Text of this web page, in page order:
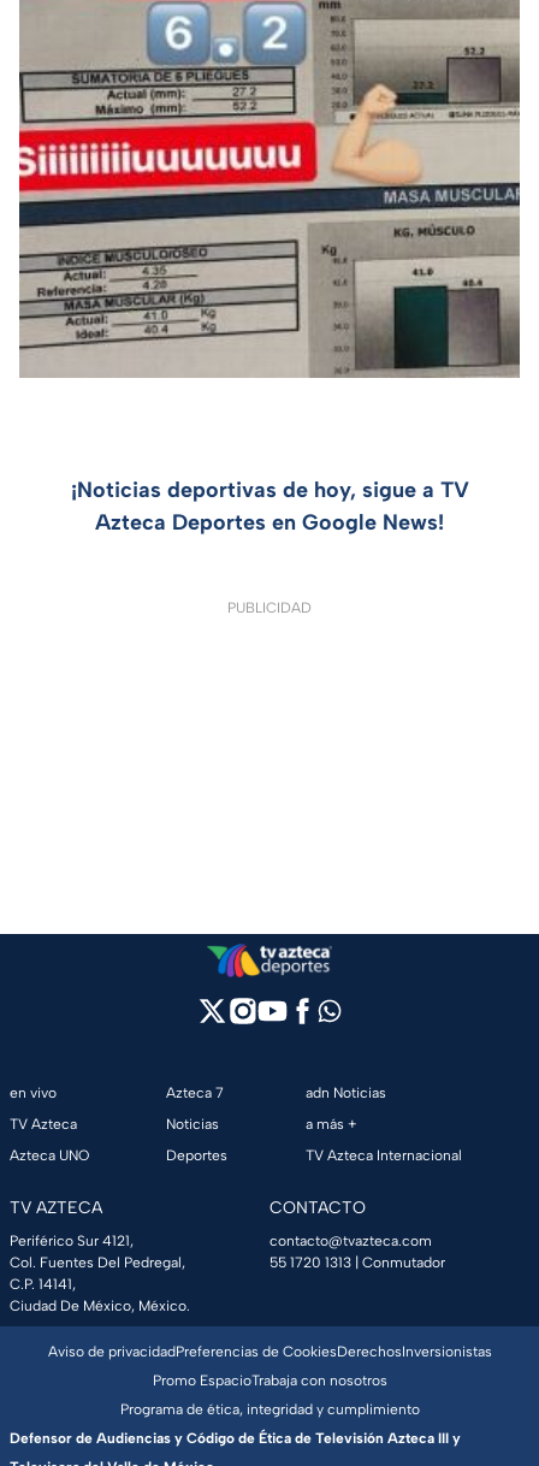
¡Noticias deportivas de hoy, sigue a TV
Azteca Deportes en Google News!
PUBLICIDAD
en vivo
TV Azteca
Azteca UNO
Azteca 7
Noticias
Deportes
adn Noticias
a más +
TV Azteca Internacional
TV AZTECA
Periférico Sur 4121,
Col. Fuentes Del Pedregal,
C.P. 14141,
Ciudad De México, México.
CONTACTO
contacto@tvazteca.com
55 1720 1313 | Conmutador
Aviso de privacidadPreferencias de CookiesDerechosInversionistas
Promo EspacioTrabaja con nosotros
Programa de ética, integridad y cumplimiento
Defensor de Audiencias y Código de Ética de Televisión Azteca III y